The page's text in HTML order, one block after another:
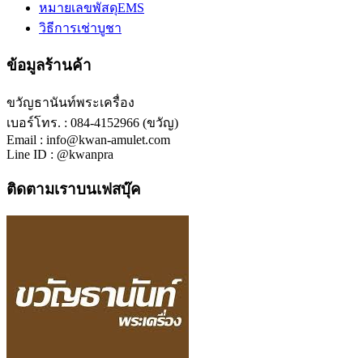
หมายเลขพัสดุEMS
วิธีการเช่าบูชา
ข้อมูลร้านค้า
ขวัญธานันท์พระเครื่อง
เบอร์โทร. : 084-4152966 (ขวัญ)
Email : info@kwan-amulet.com
Line ID : @kwanpra
ติดตามเราบนเฟสบุ๊ค